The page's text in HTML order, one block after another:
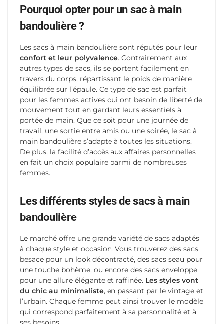
Pourquoi opter pour un sac à main
bandoulière ?
Les sacs à main bandoulière sont réputés pour leur
confort et leur polyvalence. Contrairement aux
autres types de sacs, ils se portent facilement en
travers du corps, répartissant le poids de manière
équilibrée sur l’épaule. Ce type de sac est parfait
pour les femmes actives qui ont besoin de liberté de
mouvement tout en gardant leurs essentiels à
portée de main. Que ce soit pour une journée de
travail, une sortie entre amis ou une soirée, le sac à
main bandoulière s’adapte à toutes les situations.
De plus, la facilité d’accès aux affaires personnelles
en fait un choix populaire parmi de nombreuses
femmes.
Les différents styles de sacs à main
bandoulière
Le marché offre une grande variété de sacs adaptés
à chaque style et occasion. Vous trouverez des sacs
besace pour un look décontracté, des sacs seau pour
une touche bohème, ou encore des sacs enveloppe
pour une allure élégante et raffinée. Les styles vont
du chic au minimaliste, en passant par le vintage et
l’urbain. Chaque femme peut ainsi trouver le modèle
qui correspond parfaitement à sa personnalité et à
ses besoins.